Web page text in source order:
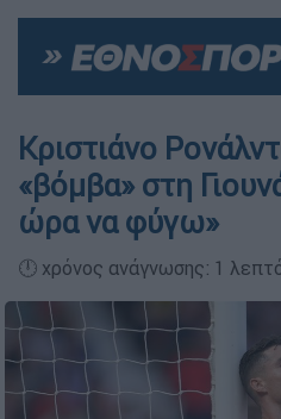
Κριστιάνο
«βόμβα» στη
ώρα να φύγω»
🕛 χρόνος ανάγνωσης: 1